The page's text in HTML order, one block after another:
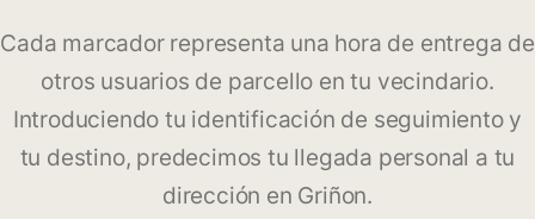
Cada marcador representa una hora de entrega de
otros usuarios de parcello en tu vecindario.
Introduciendo tu identificación de seguimiento y
tu destino, predecimos tu llegada personal a tu
dirección en Griñon.